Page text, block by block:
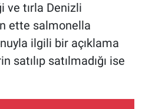
ve tırla Denizli
ette salmonella
ilgili bir açıklama
satılmadığı ise